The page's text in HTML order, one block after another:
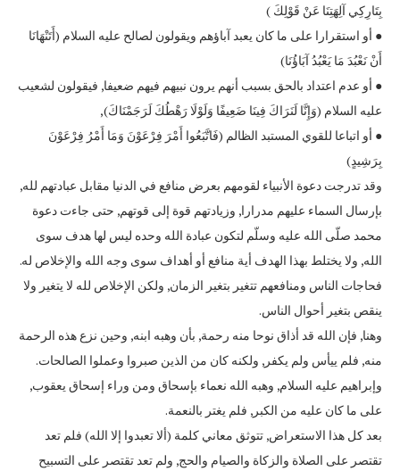
بِتَارِكِي آلِهَتِنَا عَنْ قَوْلِكَ )
● أو استقرارا على ما كان يعبد آباؤهم ويقولون لصالح عليه السلام (أَتَنْهَانَا
أَنْ نَعْبُدَ مَا يَعْبُدُ آبَاؤُنَا)
● أو عدم اعتداد بالحق بسبب أنهم يرون نبيهم فيهم ضعيفا, فيقولون لشعيب
عليه السلام (وَإِنَّا لَنَرَاكَ فِينَا ضَعِيفًا وَلَوْلَا رَهْطُكَ لَرَجَمْنَاكَ),
● أو اتباعا للقوي المستبد الظالم (فَاتَّبَعُوا أَمْرَ فِرْعَوْنَ وَمَا أَمْرُ فِرْعَوْنَ
بِرَشِيدٍ)
وقد تدرجت دعوة الأنبياء لقومهم بعرض منافع في الدنيا مقابل عبادتهم لله,
بإرسال السماء عليهم مدرارا, وزيادتهم قوة إلى قوتهم, حتى جاءت دعوة
محمد صلّى الله عليه وسلّم لتكون عبادة الله وحده ليس لها هدف سوى
الله, ولا يختلط بهذا الهدف أية منافع أو أهداف سوى وجه الله والإخلاص له.
فحاجات الناس ومنافعهم تتغير بتغير الزمان, ولكن الإخلاص لله لا يتغير ولا
ينقص بتغير أحوال الناس.
وهنا, فإن الله قد أذاق نوحا منه رحمة, بأن وهبه ابنه, وحين نزع هذه الرحمة
منه, فلم ييأس ولم يكفر, ولكنه كان من الذين صبروا وعملوا الصالحات.
وإبراهيم عليه السلام, وهبه الله نعماء بإسحاق ومن وراء إسحاق يعقوب,
على ما كان عليه من الكبر, فلم يغتر بالنعمة.
بعد كل هذا الاستعراض, تتوثق معاني كلمة (ألا تعبدوا إلا الله) فلم تعد
تقتصر على الصلاة والزكاة والصيام والحج, ولم تعد تقتصر على التسبيح